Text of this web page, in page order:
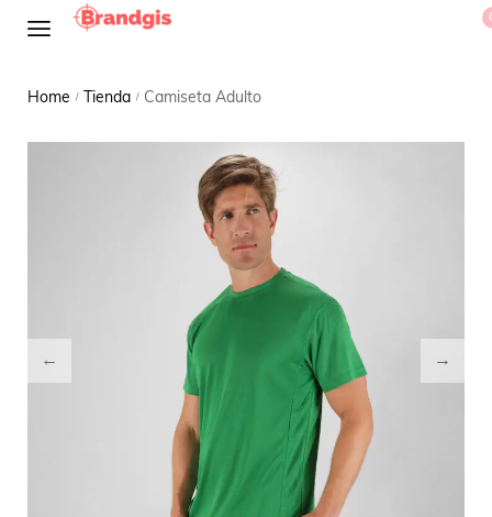
Home / Tienda / Camiseta Adulto